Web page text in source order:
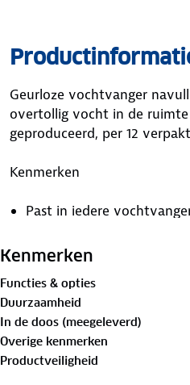
Geurloze vochtvanger
overtollig vocht in de ruimte
geproduceerd, per 12
Kenmerken
Past in iedere
Gemaakt in Nederland
Inhoud
12 x 400 gram neutrale
Kenmerken
Functies & opties
Duurzaamheid
In de doos (meegeleverd)
Overige kenmerken
Productveiligheid